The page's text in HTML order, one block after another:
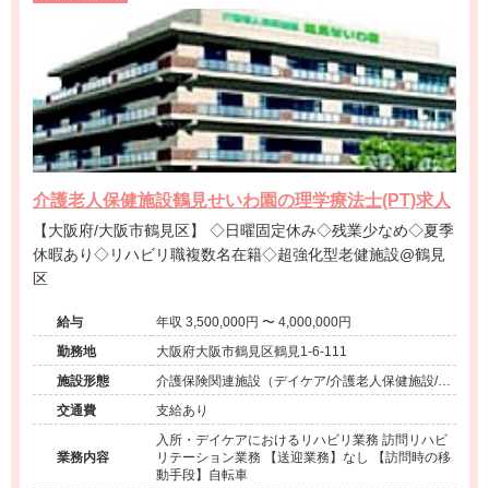
介護老人保健施設鶴見せいわ園の理学療法士(PT)求人
【大阪府/大阪市鶴見区】 ◇日曜固定休み◇残業少なめ◇夏季
休暇あり◇リハビリ職複数名在籍◇超強化型老健施設@鶴見
区
給与
年収 3,500,000円 〜 4,000,000円
勤務地
大阪府大阪市鶴見区鶴見1-6-111
施設形態
介護保険関連施設（デイケア/介護老人保健施設/訪
問看護・リハ）
交通費 支給あり
業務内容
入所・デイケアにおけるリハビリ業務 訪問リハビ
リテーション業務 【送迎業務】なし 【訪問時の移
動手段】自転車